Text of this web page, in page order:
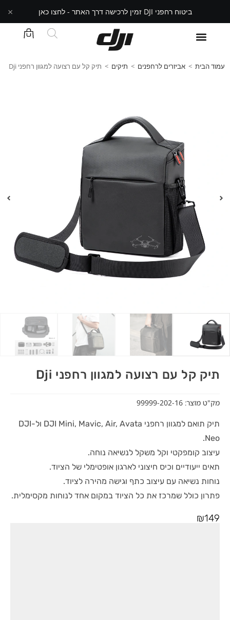
ביטוח רחפני DJI זמין לרכישה דרך האתר - לחצו כאן ×
עמוד הבית > אביזרים לרחפנים > תיקים > תיק קל עם רצועה למגוון רחפני Dji
תיק קל עם רצועה למגוון רחפני Dji
מק"ט מוצר: 99999-202-16
תיק תואם למגוון רחפני DJI Mini, Mavic, Air, Avata ול-DJI
Neo.
עיצוב קומפקטי וקל משקל לנשיאה נוחה.
תאים ייעודיים וכיס חיצוני לארגון אופטימלי של הציוד.
נוחות נשיאה עם עיצוב כתף וגישה מהירה לציוד.
פתרון כולל שמרכז את כל הציוד במקום אחד לנוחות מקסימלית.
₪149